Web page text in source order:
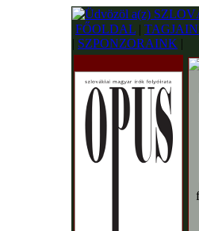
FŐOLDAL |
| SZPONZORAINK |